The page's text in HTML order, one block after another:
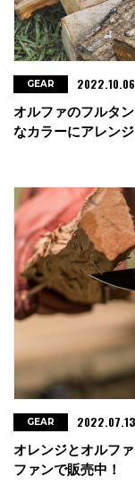
オルファのフルタ
なカラーにアレンジ
GEAR 2022.10.06
オレンジとオルフ
ファンで販売中！
GEAR 2022.07.13